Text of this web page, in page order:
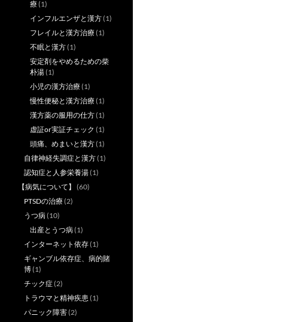
療(1)
インフルエンザと漢方(1)
フレイルと漢方治療(1)
不眠と漢方(1)
安定剤をやめるための柴
朴湯(1)
小児の漢方治療(1)
慢性便秘と漢方治療(1)
漢方薬の服用の仕方(1)
虚証or実証チェック (1)
頭痛、めまいと漢方(1)
自律神経失調症と漢方(1)
認知症と人参栄養湯(1)
【病気について】
(60)
PTSDの治療(2)
うつ病(10)
出産とうつ病(1)
インターネット依存(1)
ギャンブル依存症、病的賭
博(1)
チック症(2)
トラウマと精神疾患 (1)
パニック障害(2)